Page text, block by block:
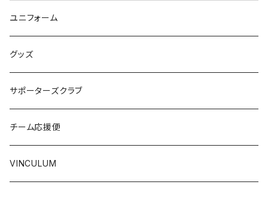
ユニフォーム
グッズ
サポーターズクラブ
チーム応援便
VINCULUM